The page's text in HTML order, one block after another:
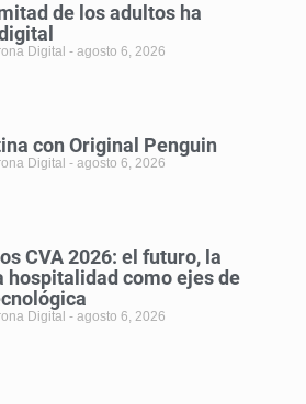
de los adultos ha
Digital agosto 6, 2026
con Original Penguin
Digital agosto 6, 2026
CVA 2026: el futuro, la
hospitalidad como ejes de
Digital agosto 6, 2026